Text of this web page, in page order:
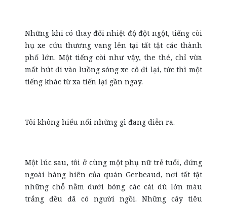
Những khi có thay đổi nhiệt độ đột ngột, tiếng còi
hụ xe cứu thương vang lên tại tất tật các thành
phố lớn. Một tiếng còi như vậy, the thé, chỉ vừa
mất hút đi vào luồng sóng xe cô đi lại, tức thì một
tiếng khác từ xa tiến lại gần ngay.
Tôi không hiểu nổi những gì đang diễn ra.
Một lúc sau, tôi ở cùng một phụ nữ trẻ tuổi, đứng
ngoài hàng hiên của quán Gerbeaud, nơi tất tật
những chỗ nằm dưới bóng các cái dù lớn màu
trắng đều đã có người ngồi. Những cây tiêu